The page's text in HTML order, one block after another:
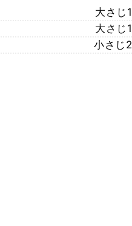
大さじ1
大さじ1
小さじ2